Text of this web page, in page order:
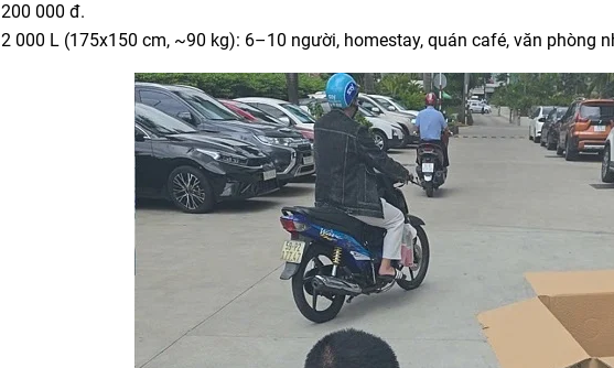
200 000 đ.
2 000 L (175x150 cm, ~90 kg): 6–10 người, homestay, quán café, văn phòng